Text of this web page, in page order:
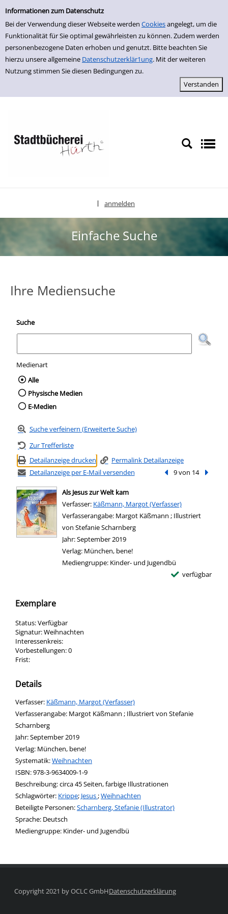
Einfache Suche
Informationen zum Datenschutz
Bei der Verwendung dieser Webseite werden Cookiesangelegt, um die
Funktionalität für Sie optimal gewährleisten zu können. Zudem werden
personenbezogene Daten erhoben und genutzt. Bitte beachten Sie
hierzu unsere allgemeine Datenschutzerklär1ung. Mit der weiteren
Nutzung stimmen Sie diesen Bedingungen zu.
zur Navigation springen
zum Inhalt springen
Zur Detailanzeige springen
anmelden
Einfache Suche
Ihre Mediensuche
Suche
Medienart
Wählen Sie die Medienart nach der Sie
Alle
Physische Medien
E-Medien
Suche verfeinern (Erweiterte Suche)
Zur Trefferliste
Detailanzeige drucken
Permalink Detailanzeige
Detailanzeige per E-Mail versenden
Vorheriger Treffer
9 von 14
Als Jesus zur Welt kam
Verfasser: Suche nach diesem Verfasser
Käßmann, Margot (Verfasser)
Verfasserangabe: Margot Käßmann ; Illustriert
von Stefanie Scharnberg
Jahr:September 2019
Verlag: München, bene!
Mediengruppe: Kinder- und Jugendbü
verfügbar
Exemplare
Status:Verfügbar
Signatur:Weihnachten
Interessenkreis:
Vorbestellungen:0
Frist:
Details
Verfasser: Suche nach diesem Verfasser
Käßmann, Margot (Verfasser)
Verfasserangabe: Margot Käßmann ; Illustriert von Stefanie
Scharnberg
Jahr:September 2019
Verlag: München, bene!
opens in new tab
Diesen Link in neuem Tab öffnen
Systematik:Suche nach dieser Systematik
Weihnachten
Suche nach diesem Interessenskreis
ISBN:978-3-9634009-1-9
Beschreibung:circa 45 Seiten, farbige Illustrationen
Schlagwörter: Krippe; Jesus;Weihnachten
Beteiligte Personen:Suche nach dieser Beteiligten Person
Scharnberg, Stefanie (Illustrator)
Sprache: Deutsch
Mediengruppe: Kinder- und Jugendbü
Copyright 2021 by OCLC GmbHDatenschutzerklärung